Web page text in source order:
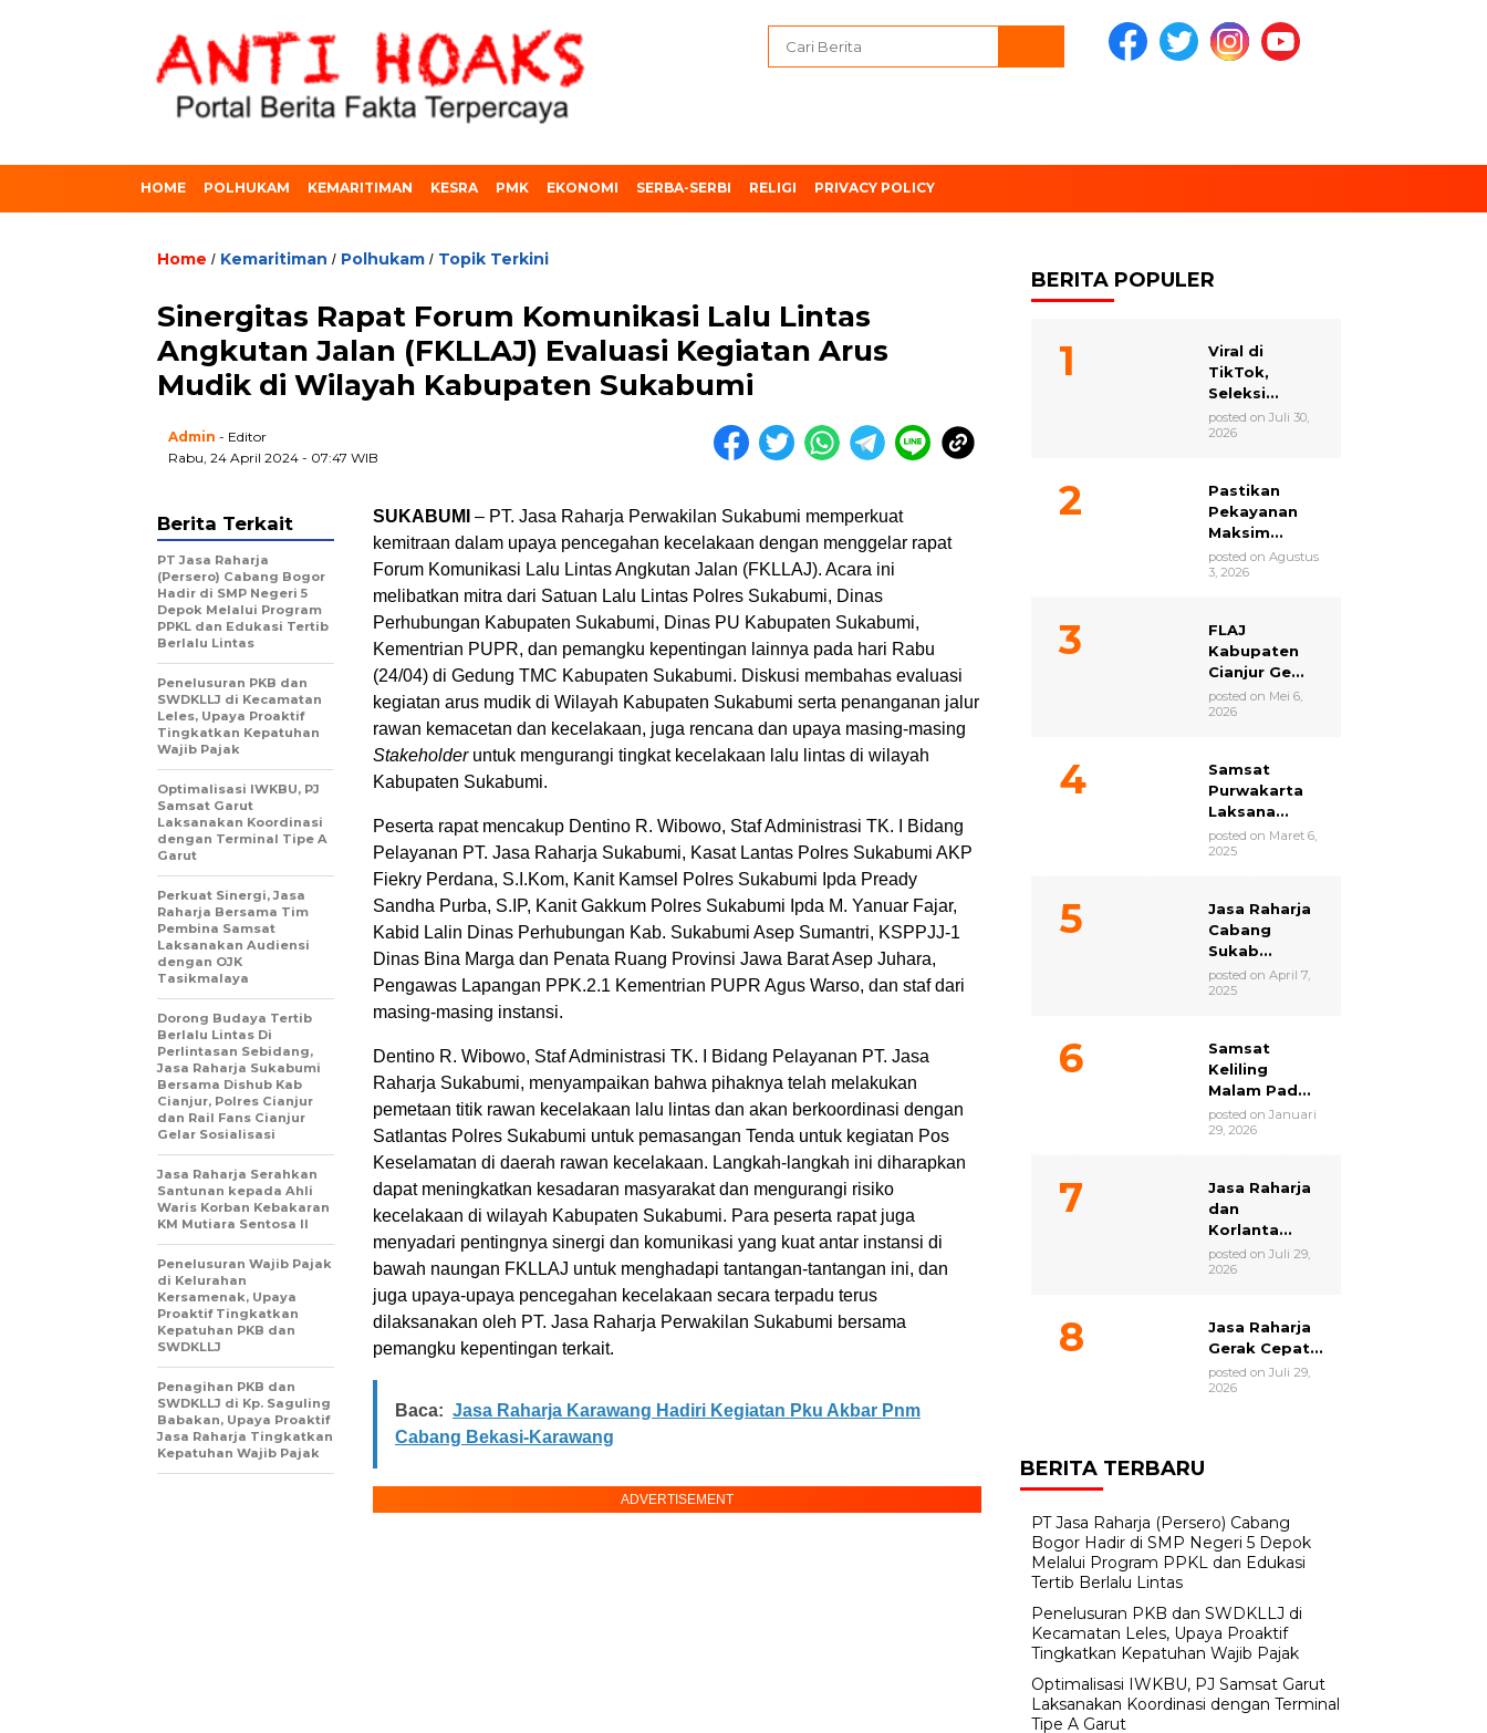
HOME POLHUKAM KEMARITIMAN KESRA PMK EKONOMI SERBA-SERBI RELIGI PRIVACY POLICY
Home / Kemaritiman / Polhukam / Topik Terkini
Sinergitas Rapat Forum Komunikasi Lalu Lintas
Angkutan Jalan (FKLLAJ) Evaluasi Kegiatan Arus
Mudik di Wilayah Kabupaten Sukabumi
Admin - Editor
Rabu, 24 April 2024 - 07:47 WIB
SUKABUMI – PT. Jasa Raharja Perwakilan Sukabumi memperkuat
kemitraan dalam upaya pencegahan kecelakaan dengan menggelar rapat
Forum Komunikasi Lalu Lintas Angkutan Jalan (FKLLAJ). Acara ini
melibatkan mitra dari Satuan Lalu Lintas Polres Sukabumi, Dinas
Perhubungan Kabupaten Sukabumi, Dinas PU Kabupaten Sukabumi,
Kementrian PUPR, dan pemangku kepentingan lainnya pada hari Rabu
(24/04) di Gedung TMC Kabupaten Sukabumi. Diskusi membahas evaluasi
kegiatan arus mudik di Wilayah Kabupaten Sukabumi serta penanganan jalur
rawan kemacetan dan kecelakaan, juga rencana dan upaya masing-masing
Stakeholderuntuk mengurangi tingkat kecelakaan lalu lintas di wilayah
Kabupaten Sukabumi.
Peserta rapat mencakup Dentino R. Wibowo, Staf Administrasi TK. I Bidang
Pelayanan PT. Jasa Raharja Sukabumi, Kasat Lantas Polres Sukabumi AKP
Fiekry Perdana, S.I.Kom, Kanit Kamsel Polres Sukabumi Ipda Pready
Sandha Purba, S.IP, Kanit Gakkum Polres Sukabumi Ipda M. Yanuar Fajar,
Kabid Lalin Dinas Perhubungan Kab. Sukabumi Asep Sumantri, KSPPJJ-1
Dinas Bina Marga dan Penata Ruang Provinsi Jawa Barat Asep Juhara,
Pengawas Lapangan PPK.2.1 Kementrian PUPR Agus Warso, dan staf dari
masing-masing instansi.
Dentino R. Wibowo, Staf Administrasi TK. I Bidang Pelayanan PT. Jasa
Raharja Sukabumi, menyampaikan bahwa pihaknya telah melakukan
pemetaan titik rawan kecelakaan lalu lintas dan akan berkoordinasi dengan
Satlantas Polres Sukabumi untuk pemasangan Tenda untuk kegiatan Pos
Keselamatan di daerah rawan kecelakaan. Langkah-langkah ini diharapkan
dapat meningkatkan kesadaran masyarakat dan mengurangi risiko
kecelakaan di wilayah Kabupaten Sukabumi. Para peserta rapat juga
menyadari pentingnya sinergi dan komunikasi yang kuat antar instansi di
bawah naungan FKLLAJ untuk menghadapi tantangan-tantangan ini, dan
juga upaya-upaya pencegahan kecelakaan secara terpadu terus
dilaksanakan oleh PT. Jasa Raharja Perwakilan Sukabumi bersama
pemangku kepentingan terkait.
Baca: Jasa Raharja Karawang Hadiri Kegiatan Pku Akbar Pnm
Cabang Bekasi-Karawang
ADVERTISEMENT
Berita Terkait
PT Jasa Raharja
(Persero) Cabang Bogor
Hadir di SMP Negeri 5
Depok Melalui Program
PPKL dan Edukasi Tertib
Berlalu Lintas
Penelusuran PKB dan
SWDKLLJ di Kecamatan
Leles, Upaya Proaktif
Tingkatkan Kepatuhan
Wajib Pajak
Optimalisasi IWKBU, PJ
Samsat Garut
Laksanakan Koordinasi
dengan Terminal Tipe A
Garut
Perkuat Sinergi, Jasa
Raharja Bersama Tim
Pembina Samsat
Laksanakan Audiensi
dengan OJK
Tasikmalaya
Dorong Budaya Tertib
Berlalu Lintas Di
Perlintasan Sebidang,
Jasa Raharja Sukabumi
Bersama Dishub Kab
Cianjur, Polres Cianjur
dan Rail Fans Cianjur
Gelar Sosialisasi
Jasa Raharja Serahkan
Santunan kepada Ahli
Waris Korban Kebakaran
KM Mutiara Sentosa II
Penelusuran Wajib Pajak
di Kelurahan
Kersamenak, Upaya
Proaktif Tingkatkan
Kepatuhan PKB dan
SWDKLLJ
Penagihan PKB dan
SWDKLLJ di Kp. Saguling
Babakan, Upaya Proaktif
Jasa Raharja Tingkatkan
Kepatuhan Wajib Pajak
BERITA POPULER
Viral di
TikTok,
Seleksi...
posted on Juli 30,
2026
Pastikan
Pekayanan
Maksim...
posted on Agustus
3, 2026
FLAJ
Kabupaten
Cianjur Ge...
posted on Mei 6,
2026
Samsat
Purwakarta
Laksana...
posted on Maret 6,
2025
Jasa Raharja
Cabang
Sukab...
posted on April 7,
2025
Samsat
Keliling
Malam Pad...
posted on Januari
29, 2026
Jasa Raharja
dan
Korlanta...
posted on Juli 29,
2026
Jasa Raharja
Gerak Cepat...
posted on Juli 29,
2026
BERITA TERBARU
PT Jasa Raharja (Persero) Cabang
Bogor Hadir di SMP Negeri 5 Depok
Melalui Program PPKL dan Edukasi
Tertib Berlalu Lintas
Penelusuran PKB dan SWDKLLJ di
Kecamatan Leles, Upaya Proaktif
Tingkatkan Kepatuhan Wajib Pajak
Optimalisasi IWKBU, PJ Samsat Garut
Laksanakan Koordinasi dengan Terminal
Tipe A Garut